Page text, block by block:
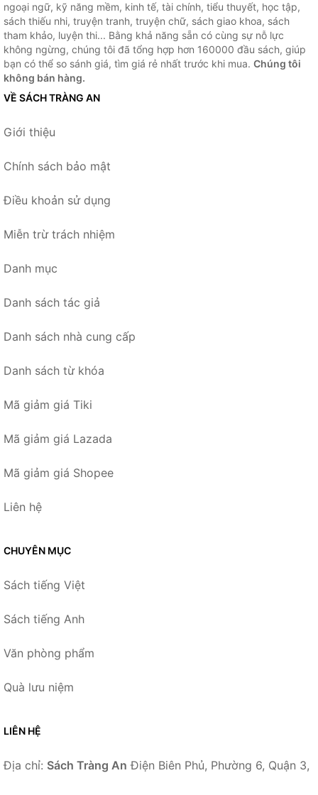
ngoại ngữ, kỹ năng mềm, kinh tế, tài chính, tiểu thuyết, học tập,
sách thiếu nhi, truyện tranh, truyện chữ, sách giao khoa, sách
tham khảo, luyện thi... Bằng khả năng sẵn có cùng sự nỗ lực
không ngừng, chúng tôi đã tổng hợp hơn 160000 đầu sách, giúp
bạn có thể so sánh giá, tìm giá rẻ nhất trước khi mua. Chúng tôi
không bán hàng.
VỀ SÁCH TRÀNG AN
Giới thiệu
Chính sách bảo mật
Điều khoản sử dụng
Miễn trừ trách nhiệm
Danh mục
Danh sách tác giả
Danh sách nhà cung cấp
Danh sách từ khóa
Mã giảm giá Tiki
Mã giảm giá Lazada
Mã giảm giá Shopee
Liên hệ
CHUYÊN MỤC
Sách tiếng Việt
Sách tiếng Anh
Văn phòng phẩm
Quà lưu niệm
LIÊN HỆ
Địa chỉ: Sách Tràng An Điện Biên Phủ, Phường 6, Quận 3,